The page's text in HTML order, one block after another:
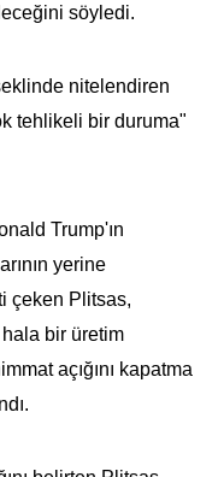
söyledi.
nitelendiren
tehlikeli bir duruma"
Trump'ın
yerine
çeken Plitsas,
hala bir üretim
açığını kapatma